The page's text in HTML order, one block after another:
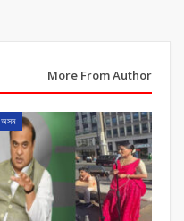
More From Author
অসম